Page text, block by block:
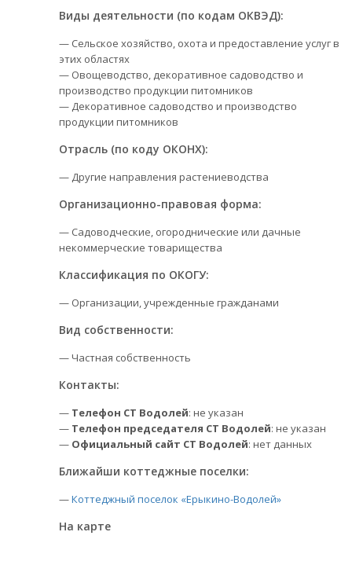
Виды деятельности (по кодам ОКВЭД):
— Сельское хозяйство, охота и предоставление услуг в
этих областях
— Овощеводство, декоративное садоводство и
производство продукции питомников
— Декоративное садоводство и производство
продукции питомников
Отрасль (по коду ОКОНХ):
— Другие направления растениеводства
Организационно-правовая форма:
— Садоводческие, огороднические или дачные
некоммерческие товарищества
Классификация по ОКОГУ:
— Организации, учрежденные гражданами
Вид собственности:
— Частная собственность
Контакты:
— Телефон СТ Водолей: не указан
— Телефон председателя СТ Водолей: не указан
— Официальный сайт СТ Водолей: нет данных
Ближайши коттеджные поселки:
—Коттеджный поселок «Ерыкино-Водолей»
На карте